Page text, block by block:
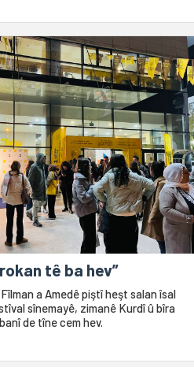
tê ba hev”
a Amedê piştî heşt salan îsal
sînemayê, zimanê Kurdî û bîra
de tîne cem hev.